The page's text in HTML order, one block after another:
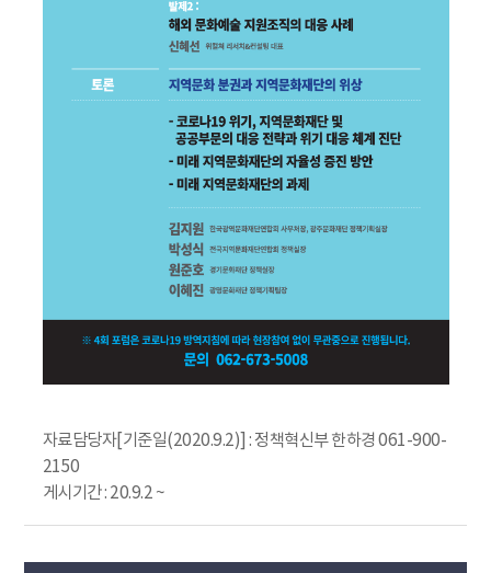
자료담당자[기준일(2020.9.2)] : 정책혁신부 한하경 061-900-
2150
게시기간 : 20.9.2 ~